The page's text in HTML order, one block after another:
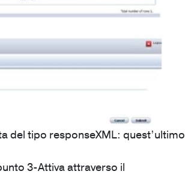
del tipo responseXML: quest’ultimo
3-Attiva attraverso il